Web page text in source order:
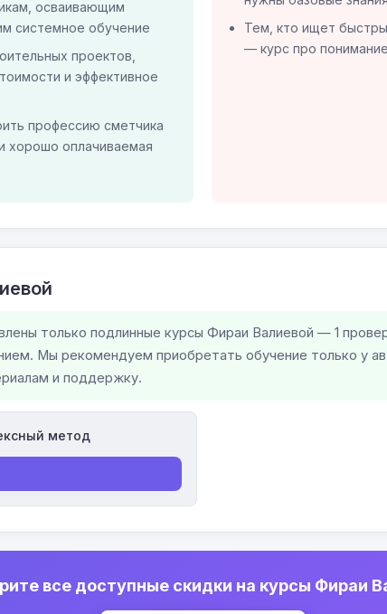
осваивающим
системное обучение
проектов,
и эффективное
профессию сметчика
хорошо оплачиваемая
Тем, кто ищет
— курс про
только подлинные курсы Фираи Валиевой — 1
Мы рекомендуем приобретать обучение только у
и поддержку.
метод
все доступные скидки на курсы Фираи